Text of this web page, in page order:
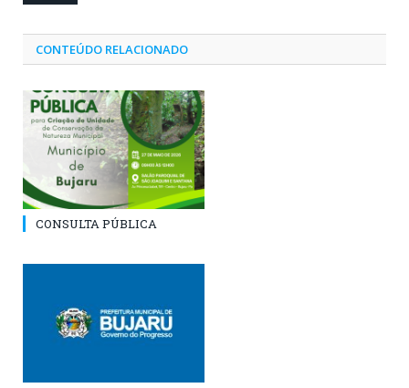
CONTEÚDO RELACIONADO
CONSULTA PÚBLICA